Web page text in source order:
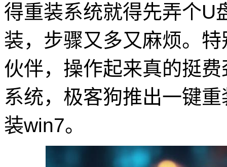
得重装系统就得先弄个U
装，步骤又多又麻烦。
伙伴，操作起来真的挺
系统，极客狗推出一键
装win7。